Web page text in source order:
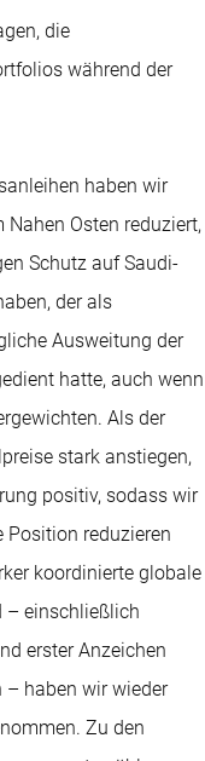
die
während der
haben wir
Osten reduziert,
Schutz auf Saudi-
der als
Ausweitung der
hatte, auch wenn
Als der
stark anstiegen,
positiv, sodass wir
Position reduzieren
koordinierte globale
– einschließlich
erster Anzeichen
haben wir wieder
Zu den